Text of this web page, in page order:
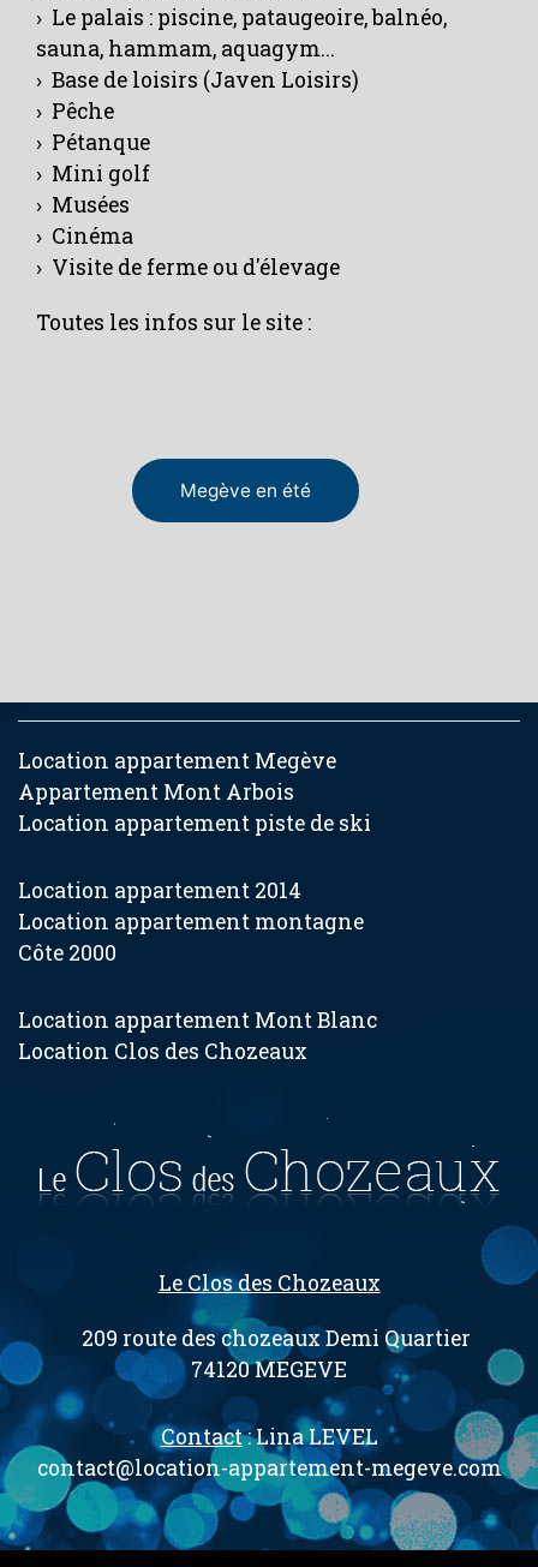
› Le palais : piscine, pataugeoire, balnéo,
sauna, hammam, aquagym...
› Base de loisirs (Javen Loisirs)
› Pêche
› Pétanque
› Mini golf
› Musées
› Cinéma
› Visite de ferme ou d'élevage
Toutes les infos sur le site :
Megève en été
Location appartement Megève
Appartement Mont Arbois
Location appartement piste de ski
Location appartement 2014
Location appartement montagne
Côte 2000
Location appartement Mont Blanc
Location Clos des Chozeaux
Le Clos des Chozeaux
209 route des chozeaux Demi Quartier
74120 MEGEVE
Contact: Lina LEVEL
contact@location-appartement-megeve.com